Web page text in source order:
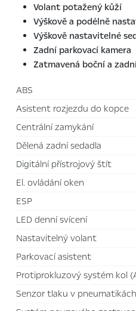
Volant potažený kůží
Výškově a podélně
Výškově nastavitelné
Zadní parkovací kamera
Zatmavená boční a
ABS
asistent rozjezdu do kopce
centrální zamykání
dělená zadní sedadla
digitální přístrojový štít
el. ovládání oken
ESP
LED denní svícení
nastavitelný volant
parkovací asistent
protiprokluzový systém kol
senzor tlaku v pneumatikách